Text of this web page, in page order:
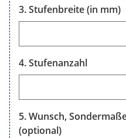
Stufenbreite (in mm)
Stufenanzahl
Wunsch,
(optional)